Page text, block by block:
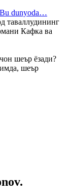
dunyoda…
таваллудининг
Кафка ва
шеър ёзади?
шеър